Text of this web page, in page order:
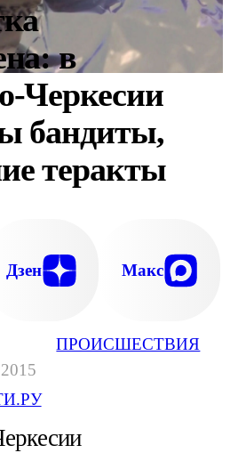
ПРОИСШЕСТВИЯ
в
Черкесии
бандиты,
теракты
Дзен Макс